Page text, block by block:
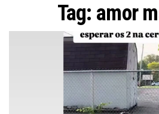
Tag: amor